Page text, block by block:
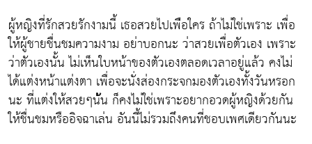
ผู้หญิงที่รักสวยรักงามนี้ เธอสวยไปเพ่ือใคร ถ้าไม่ใช่เพราะ เพื่อ
ให้ผู้ชายชื่นชมความงาม อย่าบอกนะ ว่าสวยเพื่อตัวเอง เพราะ
ว่าตัวเองนั้น ไม่เห็นใบหน้าของตัวเองตลอดเวลาอยู่แล้ว คงไม่
ได้แต่งหน้าแต่งตา เพื่อจะนั่งส่องกระจกมองตัวเองทั้งวันหรอก
นะ ที่แต่งให้สวยๆน้ัน ก็คงไม่ใช่เพราะอยากอวดผู้หญิงด้วยกัน
ให้ชื่นชมหรืออิจฉาเล่น อันนี้ไม่รวมถึงคนที่ชอบเพศเดียวกันนะ